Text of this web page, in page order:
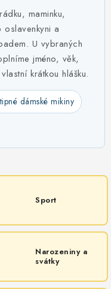
maminku,
a
U vybraných
jméno, věk,
krátkou hlášku.
dámské mikiny
Sport
Narozeniny a
svátky